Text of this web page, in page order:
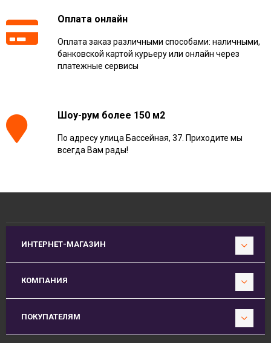
Оплата онлайн
Оплата заказ различными способами: наличными,
банковской картой курьеру или онлайн через
платежные сервисы
Шоу-рум более 150 м2
По адресу улица Бассейная, 37. Приходите мы
всегда Вам рады!
ИНТЕРНЕТ-МАГАЗИН
КОМПАНИЯ
ПОКУПАТЕЛЯМ